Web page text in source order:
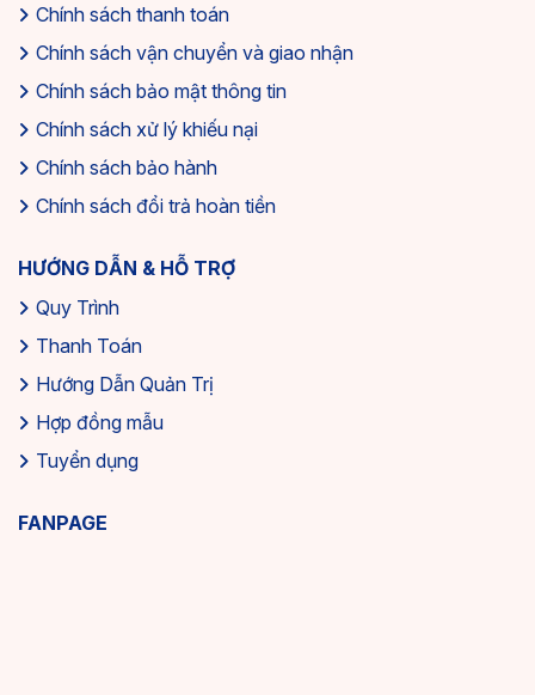
Chính sách thanh toán
Chính sách vận chuyển và giao nhận
Chính sách bảo mật thông tin
Chính sách xử lý khiếu nại
Chính sách bảo hành
Chính sách đổi trả hoàn tiền
HƯỚNG DẪN & HỖ TRỢ
Quy Trình
Thanh Toán
Hướng Dẫn Quản Trị
Hợp đồng mẫu
Tuyển dụng
FANPAGE